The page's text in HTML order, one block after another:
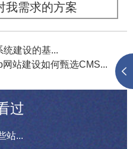
我需求的方案
统建设的基...
站建设如何甄选CMS...
过
站...